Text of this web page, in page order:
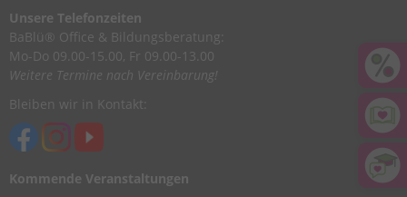
Unsere Telefonzeiten
BaBlü® Office & Bildungsberatung:
Mo-Do 09.00-15.00, Fr 09.00-13.00
Weitere Termine nach Vereinbarung!
Bleiben wir in Kontakt:
Kommende Veranstaltungen